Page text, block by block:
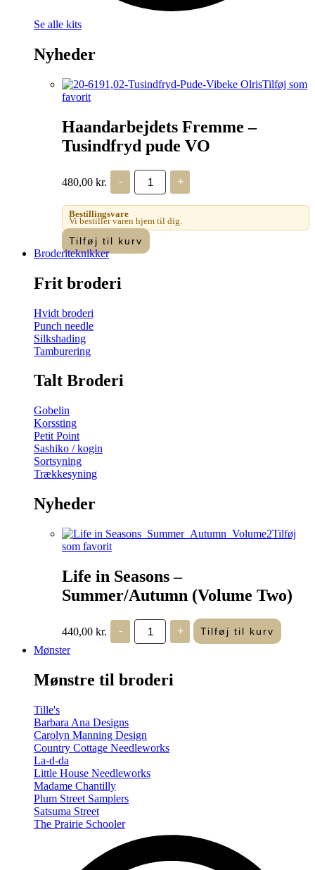
Se alle kits
Nyheder
Tilføj som
favorit
Haandarbejdets Fremme –
Tusindfryd pude VO
480,00 kr. -
Haandarbejdets
Fremme
-
Tusindfryd
pude
VO
antal
+
Bestillingsvare
Vi bestiller varen hjem til dig.
Tilføj til kurv
Broderiteknikker
Frit broderi
Hvidt broderi
Punch needle
Silkshading
Tamburering
Talt Broderi
Gobelin
Korssting
Petit Point
Sashiko / kogin
Sortsyning
Trækkesyning
Nyheder
Tilføj
som favorit
Life in Seasons –
Summer/Autumn (Volume Two)
440,00 kr. -
Life
Seasons
(Volume
+ Tilføj til kurv
Mønster
Mønstre til broderi
Tille's
Barbara Ana Designs
Carolyn Manning Design
Country Cottage Needleworks
La-d-da
Little House Needleworks
Madame Chantilly
Plum Street Samplers
Satsuma Street
The Prairie Schooler